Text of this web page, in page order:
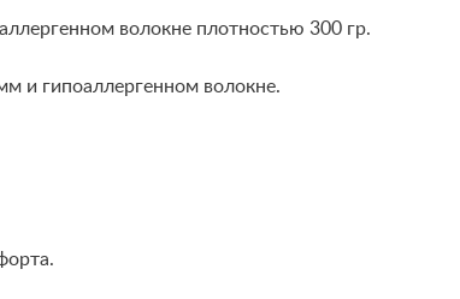
волокне плотностью 300 гр.
и гипоаллергенном волокне.